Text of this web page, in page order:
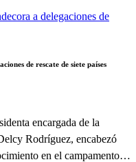
de rescate de siete países
encargada de la
Rodríguez, encabezó
en el campamento…